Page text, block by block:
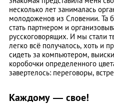
несколько лет занималась
молодоженов из Словении. Та
стать партнером и
русскоговорящих. И мы стали
легко всё получалось, хоть и
сидеть за компьютером,
коробочки определенного
завертелось: переговоры,
Каждому ― свое!